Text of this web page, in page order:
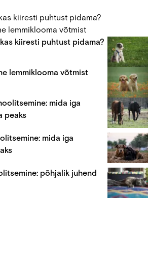
Louise van der Weydeni juhitud
500 vähihaige kodukassi DNA-d ning
mustreid, mis sarnanevad
kasvajatele.
kiiresti puhtust pidama?
lemmiklooma võtmist
kiiresti puhtust pidama?
lemmiklooma võtmist
mida iga
peaks
mida iga
põhjalik juhend